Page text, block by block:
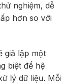
nghiệm, dễ
hơn so với
giả lập một
biệt để hệ
lý dữ liệu. Mỗi